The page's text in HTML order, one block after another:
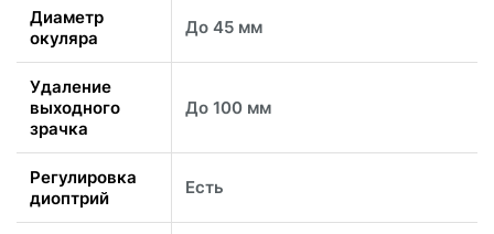
Диаметр
окуляра
До 45 мм
Удаление
выходного
зрачка
До 100 мм
Регулировка
диоптрий
Есть